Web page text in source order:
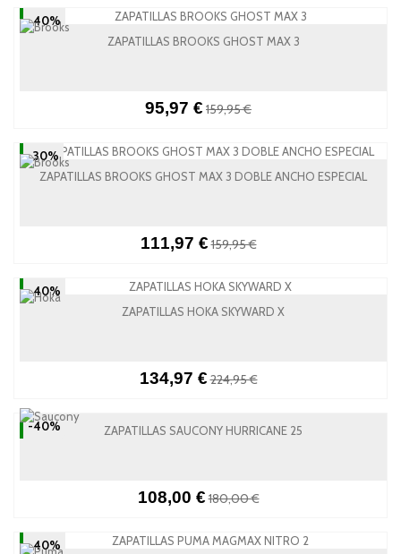
-40%
ZAPATILLAS BROOKS GHOST MAX 3
95,97 € 159,95 €
-30%
ZAPATILLAS BROOKS GHOST MAX 3 DOBLE ANCHO ESPECIAL
111,97 €159,95 €
-40%
ZAPATILLAS HOKA SKYWARD X
134,97 €224,95 €
-40% ZAPATILLAS SAUCONY HURRICANE 25
108,00 €180,00 €
-40%